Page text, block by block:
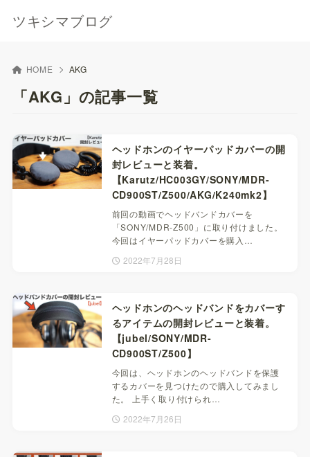
ツキシマブログ
HOME AKG
「AKG」の記事一覧
ヘッドホンのイヤーパッドカバーの開
封レビューと装着。
【Karutz/HC003GY/SONY/MDR-
CD900ST/Z500/AKG/K240mk2】
前回の動画でヘッドバンドカバーを
「SONY/MDR-Z500」に取り付けました。
今回はイヤーパッドカバーを購入…
2022年7月28日
ヘッドホンのヘッドバンドをカバーす
るアイテムの開封レビューと装着。
【jubel/SONY/MDR-
CD900ST/Z500】
今回は、ヘッドホンのヘッドバンドを保護
するカバーを見つけたので購入してみまし
た。 上手く取り付けられ…
2022年7月26日